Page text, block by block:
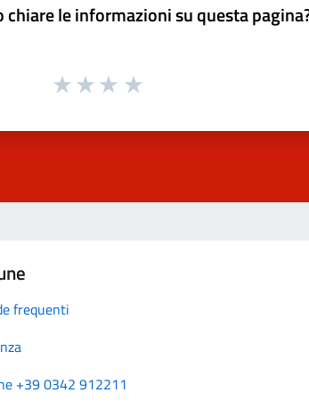
chiare le informazioni su questa
frequenti
+39 0342 912211